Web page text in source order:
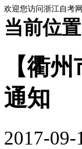
欢迎您访问浙江自考
当前位
【衢
通知
2017-09-